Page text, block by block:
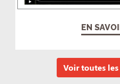
EN
Voir toutes